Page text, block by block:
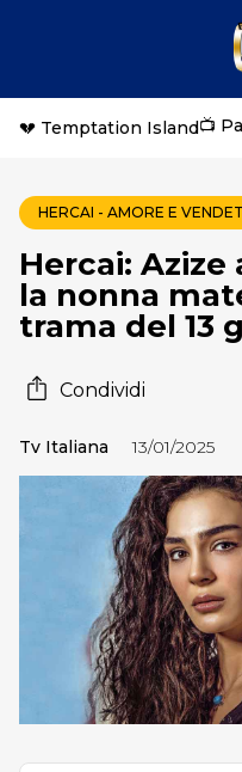
💔 Temptation Island📺
HERCAI - AMORE E
Hercai:
la nonna
trama del 13
Condividi
Tv Italiana 13/01/2025